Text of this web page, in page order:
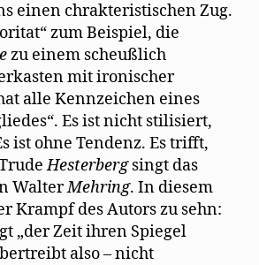
einen chrakteristischen Zug.
zum Beispiel, die
zu einem scheußlich
mit ironischer
alle Kennzeichen eines
Es ist nicht stilisiert,
ist ohne Tendenz. Es trifft,
Hesterbergsingt das
WalterMehring. In diesem
Krampf des Autors zu sehn:
„der Zeit ihren Spiegel
also – nicht